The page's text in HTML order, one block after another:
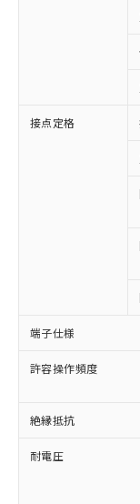
接点定格
端子仕様
許容操作頻度
絶縁抵抗
耐電圧
ご利
以下の条
ご利用く
本
商
(税
当
本
こ
在
記
タ
覧
準
※1 対応
対応
非含有に
す。
対応予定
有に対応
対応予定
非含有に
定はあり
調査・確
非含有の
非該当品
害物質有
仕入先様
いたもの
むを得ず
六価クロム
類(PBB)
「○」：
基準値以
「×」：
基準値を
「－」：
*中国
Pb(鉛)
Cr(Ⅵ)(六価ク
当
為
（
ま
国
可)